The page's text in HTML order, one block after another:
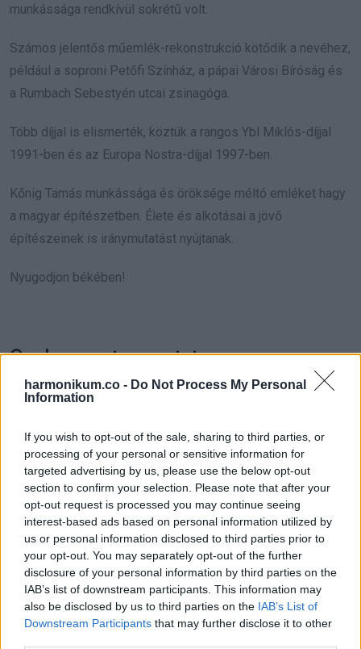
harmonikum.co - Do Not Process My Personal
Information
If you wish to opt-out of the sale, sharing to third parties, or
processing of your personal or sensitive information for
targeted advertising by us, please use the below opt-out
section to confirm your selection. Please note that after your
opt-out request is processed you may continue seeing
interest-based ads based on personal information utilized by
us or personal information disclosed to third parties prior to
your opt-out. You may separately opt-out of the further
disclosure of your personal information by third parties on the
IAB’s list of downstream participants. This information may
also be disclosed by us to third parties on the IAB’s List of
Downstream Participants that may further disclose it to other
munkássága rendkívül sokrétű volt.
Számos jelentős műemlék-rekonstrukció kötődik a nevéhez,
például a soproni Petőfi Színház, a pápai Városi Bíróság és
a Rumbach Sebestyén utcai zsinagóga.
Több díjjal is elismerték, köztük a rangos Ybl Miklós-díjjal
1991-ben és az Europa Nostra-díjjal 1997-ben.
Kőnig Tamás munkássága és öröksége méltó emléket hagy
a magyar építészetben. Élete és alkotásai a jövő
építészeinek is iránymutatást nyújtanak.
Nyugodjon békében!
Oszd meg ezt a posztot:
via
Email
ELŐZŐ POSZT
Géza bácsit kirúgják az építkezésről, ahol
dolgozott